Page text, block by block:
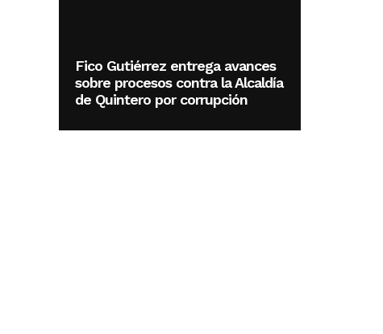
Fico Gutiérrez entrega avances
sobre procesos contra la Alcaldía
de Quintero por corrupción